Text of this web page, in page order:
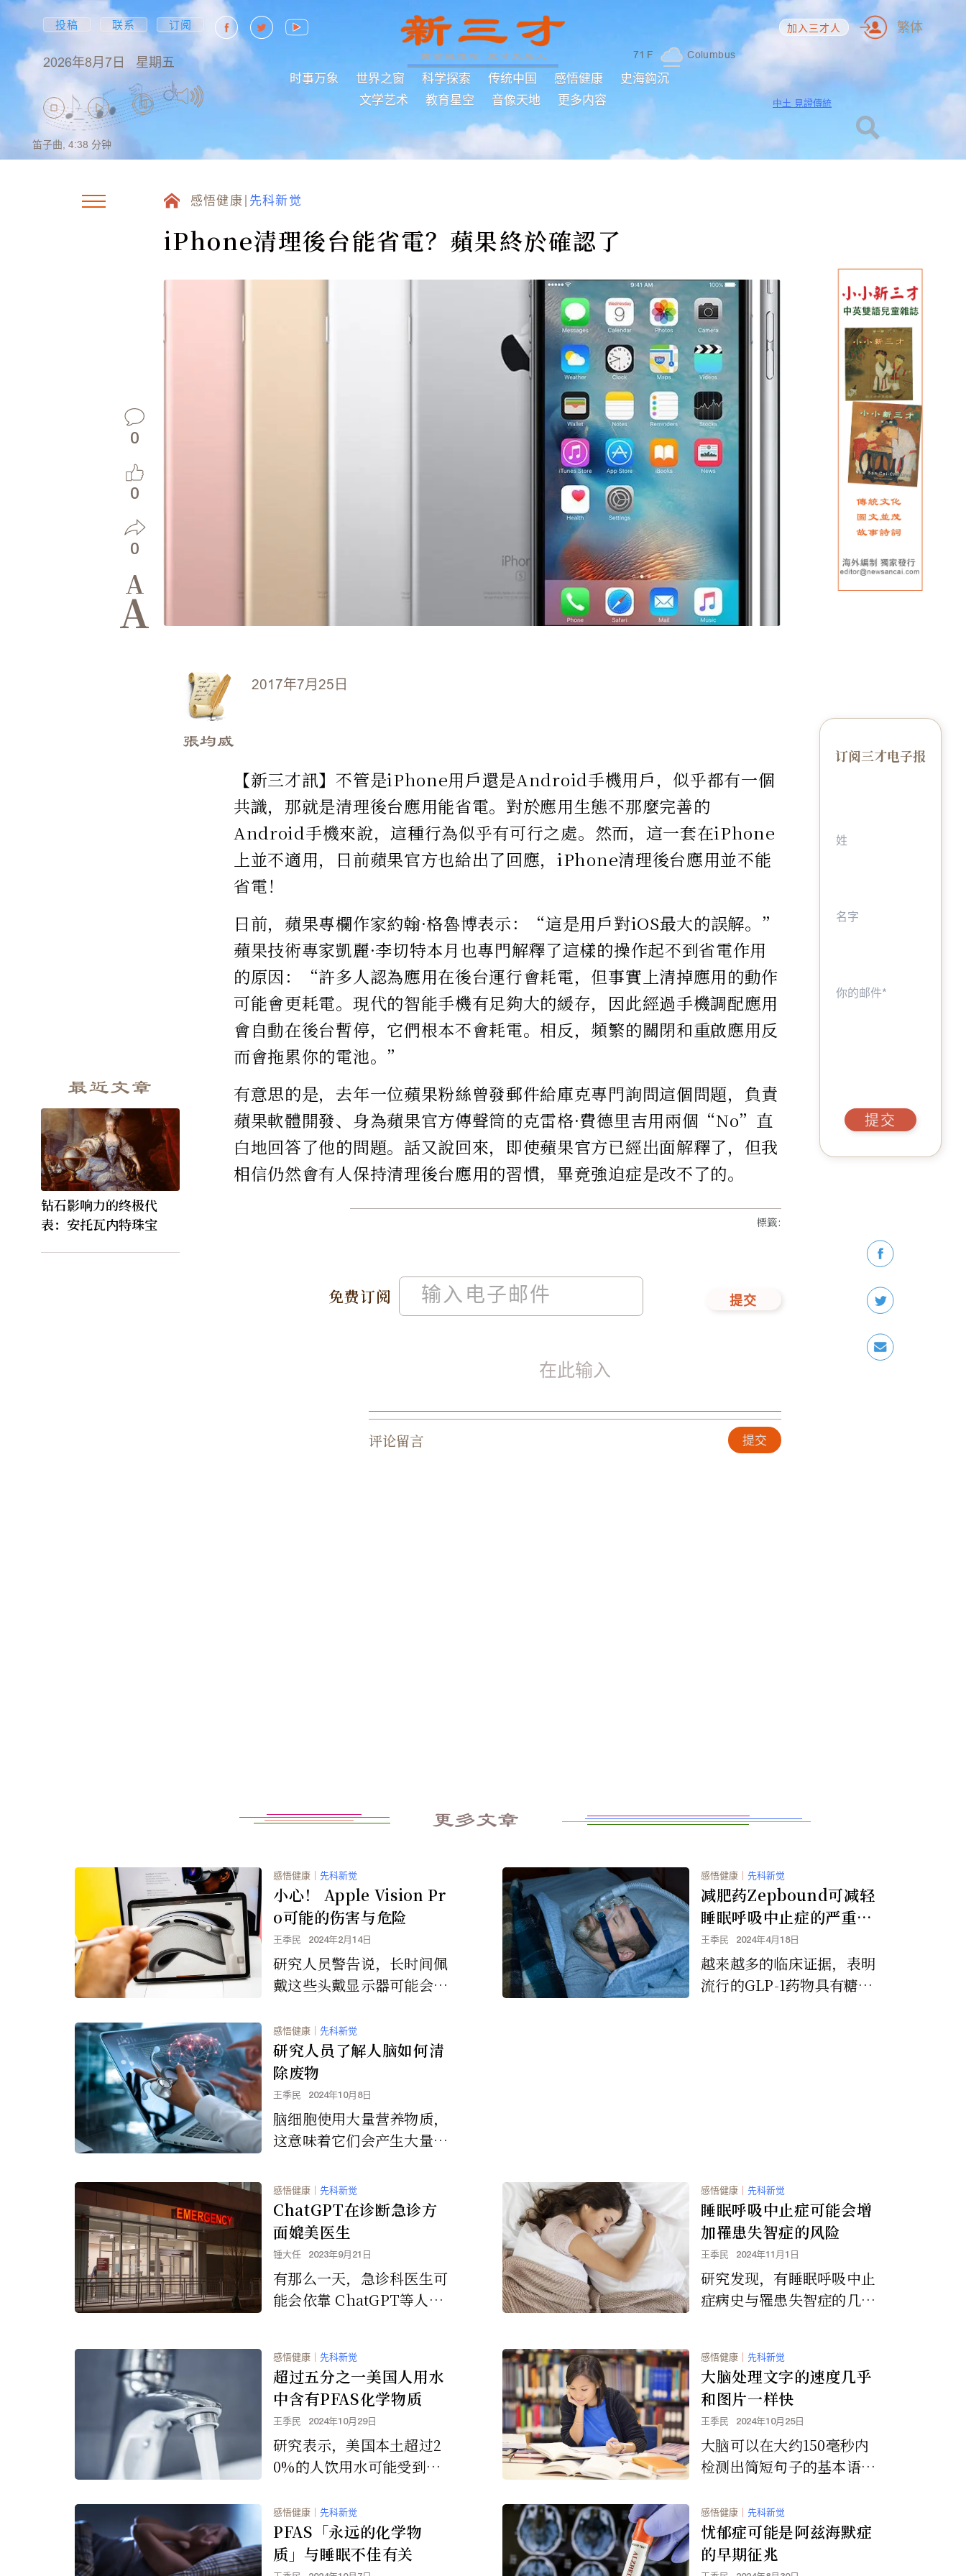
投稿 联系 订阅
2026年8月7日 星期五 71 F Columbus
时事万象 世界之窗 科学探索 传统中国 感悟健康
史海鈎沉
文学艺术
教育星空 音像天地 更多内容
加入三才人 繁体
中土 見證傳統
笛子曲, 4:38 分钟
感悟健康 先科新觉
iPhone清理後台能省電？蘋果終於確認了
0
0
0
A
A
最近文章
钻石影响力的终极代
表：安托瓦内特珠宝
2017年7月25日
張均威
【新三才訊】不管是iPhone用戶還是Android手機用戶，似乎都有一個
共識，那就是清理後台應用能省電。對於應用生態不那麼完善的
Android手機來說，這種行為似乎有可行之處。然而，這一套在iPhone
上並不適用，日前蘋果官方也給出了回應，iPhone清理後台應用並不能
省電！
日前，蘋果專欄作家約翰·格魯博表示：“這是用戶對iOS最大的誤解。”
蘋果技術專家凱麗·李切特本月也專門解釋了這樣的操作起不到省電作用
的原因：“許多人認為應用在後台運行會耗電，但事實上清掉應用的動作
可能會更耗電。現代的智能手機有足夠大的緩存，因此經過手機調配應用
會自動在後台暫停，它們根本不會耗電。相反，頻繁的關閉和重啟應用反
而會拖累你的電池。”
有意思的是，去年一位蘋果粉絲曾發郵件給庫克專門詢問這個問題，負責
蘋果軟體開發、身為蘋果官方傳聲筒的克雷格·費德里吉用兩個“No”直
白地回答了他的問題。話又說回來，即使蘋果官方已經出面解釋了，但我
相信仍然會有人保持清理後台應用的習慣，畢竟強迫症是改不了的。
免费订阅 提交
標籤:
评论留言 提交
订阅三才电子报
提交
更多文章
感悟健康 ｜ 先科新觉
小心！ Apple Vision Pr
o可能的伤害与危险
王季民 2024年2月14日
研究人员警告说，长时间佩
戴这些头戴显示器可能会影
期副作用似乎会让人们误判
距离，并可能会带来潜在的
危险。
感悟健康 ｜ 先科新觉
减肥药Zepbound可减轻
睡眠呼吸中止症的严重程
度
王季民 2024年4月18日
越来越多的临床证据，表明
流行的GLP-1药物具有糖尿
感悟健康 ｜ 先科新觉
研究人员了解人脑如何清
除废物
王季民 2024年10月8日
脑细胞使用大量营养物质，
这意味着它们会产生大量废
认为大脑有特殊的管道来清
除细胞垃圾，尤其是在睡眠
期间。
感悟健康 ｜ 先科新觉
ChatGPT在诊断急诊方
面媲美医生
锺大任 2023年9月21日
有那么一天，急诊科医生可
能会依靠 ChatGPT等人工
者的疾病。
感悟健康 ｜ 先科新觉
睡眠呼吸中止症可能会增
加罹患失智症的风险
王季民 2024年11月1日
研究发现，有睡眠呼吸中止
症病史与罹患失智症的几率
感悟健康 ｜ 先科新觉
超过五分之一美国人用水
中含有PFAS化学物质
王季民 2024年10月29日
研究表示，美国本土超过2
0%的人饮用水可能受到
染，佛罗里达州和加州是大
多数人依赖可能受到污染的
地下水源公共供水的州。
感悟健康 ｜ 先科新觉
大脑处理文字的速度几乎
和图片一样快
王季民 2024年10月25日
大脑可以在大约150毫秒内
检测出简短句子的基本语言
度。
感悟健康 ｜ 先科新觉
PFAS「永远的化学物
质」与睡眠不佳有关
感悟健康 ｜ 先科新觉
忧郁症可能是阿兹海默症
的早期征兆